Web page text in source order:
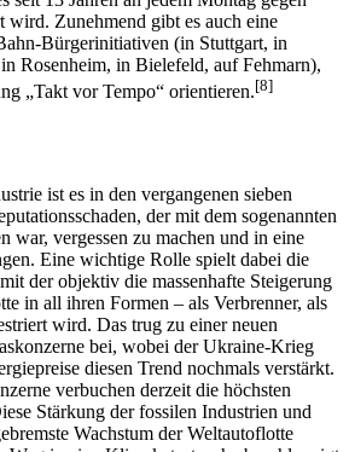
wird. Zunehmend gibt es auch eine
Bürgerinitiativen (in Stuttgart, in
Rosenheim, in Bielefeld, auf Fehmarn),
„Takt vor Tempo“ orientieren.[8]
ist es in den vergangenen sieben
der mit dem sogenannten
war, vergessen zu machen und in eine
Eine wichtige Rolle spielt dabei die
der objektiv die massenhafte Steigerung
in all ihren Formen – als Verbrenner, als
wird. Das trug zu einer neuen
bei, wobei der Ukraine-Krieg
diesen Trend nochmals verstärkt.
verbuchen derzeit die höchsten
Stärkung der fossilen Industrien und
Wachstum der Weltautoflotte